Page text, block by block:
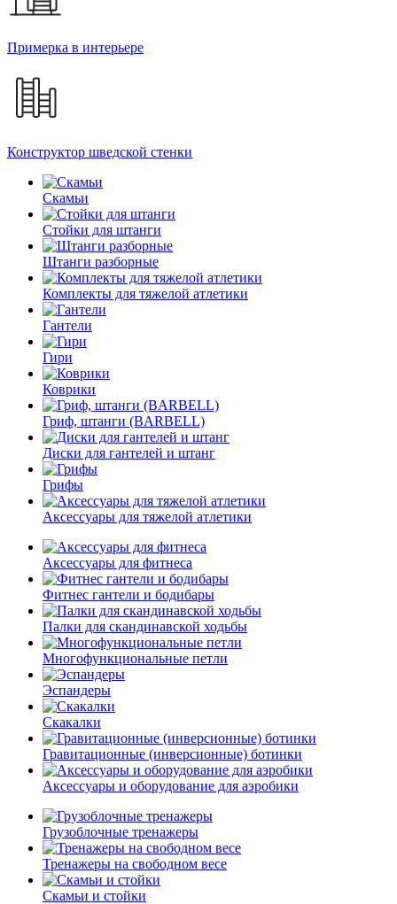
Примерка в интерьере
Конструктор шведской стенки
Скамьи
Стойки для штанги
Штанги разборные
Комплекты для тяжелой атлетики
Гантели
Гири
Коврики
Гриф, штанги (BARBELL)
Диски для гантелей и штанг
Грифы
Аксессуары для тяжелой атлетики
Аксессуары для фитнеса
Фитнес гантели и бодибары
Палки для скандинавской ходьбы
Многофункциональные петли
Эспандеры
Скакалки
Гравитационные (инверсионные) ботинки
Аксессуары и оборудование для аэробики
Грузоблочные тренажеры
Тренажеры на свободном весе
Скамьи и стойки